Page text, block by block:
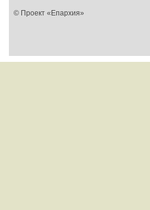
© Проект «Епархия»